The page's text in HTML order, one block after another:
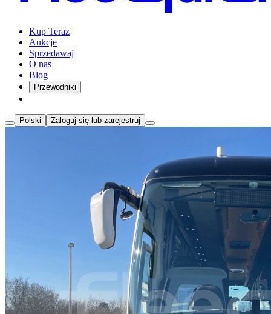
Kup Teraz
Aukcje
Sprzedawaj
O nas
Blog
Przewodniki
Polski Zaloguj się lub zarejestruj